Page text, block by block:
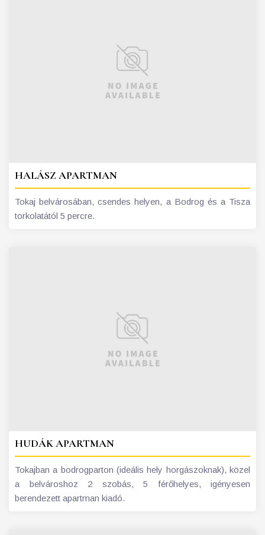
HALÁSZ APARTMAN
Tokaj belvárosában, csendes helyen, a Bodrog és a Tisza
torkolatától 5 percre.
HUDÁK APARTMAN
Tokajban a bodrogparton (ideális hely horgászoknak), közel
a belvároshoz 2 szobás, 5 férőhelyes, igényesen
berendezett apartman kiadó.